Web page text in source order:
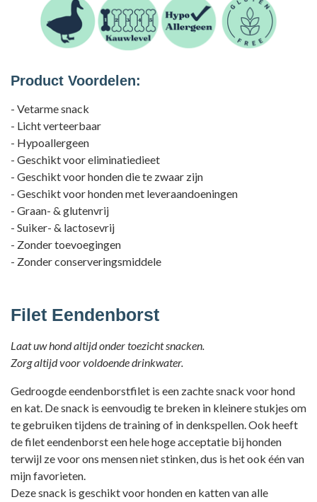
Product Voordelen:
- Vetarme snack
- Licht verteerbaar
- Hypoallergeen
- Geschikt voor eliminatiedieet
- Geschikt voor honden die te zwaar zijn
- Geschikt voor honden met leveraandoeningen
- Graan- & glutenvrij
- Suiker- & lactosevrij
- Zonder toevoegingen
- Zonder conserveringsmiddele
Filet Eendenborst
Laat uw hond altijd onder toezicht snacken.
Zorg altijd voor voldoende drinkwater.
Gedroogde eendenborstfilet is een zachte snack voor hond
en kat. De snack is eenvoudig te breken in kleinere stukjes om
te gebruiken tijdens de training of in denkspellen. Ook heeft
de filet eendenborst een hele hoge acceptatie bij honden
terwijl ze voor ons mensen niet stinken, dus is het ook één van
mijn favorieten.
Deze snack is geschikt voor honden en katten van alle